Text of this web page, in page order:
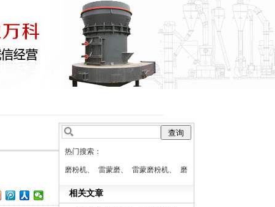
热门搜索：
磨粉机、 雷蒙磨、 雷蒙磨粉机、 磨
辊、 分析机、
相关文章